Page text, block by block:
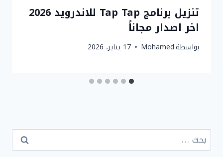
تنزيل برنامج Tap Tap للاندرويد 2026
اخر اصدار مجاناً
بواسطةMohamed 17 يناير، 2026
البحث
عن: